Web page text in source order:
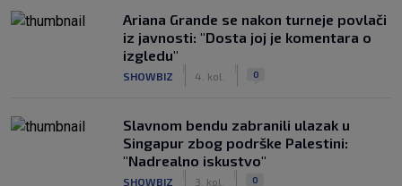
Ariana Grande se nakon turneje povlači
iz javnosti: "Dosta joj je komentara o
izgledu"
SHOWBIZ 4. kol. 0
Slavnom bendu zabranili ulazak u
Singapur zbog podrške Palestini:
"Nadrealno iskustvo"
SHOWBIZ 3. kol. 0